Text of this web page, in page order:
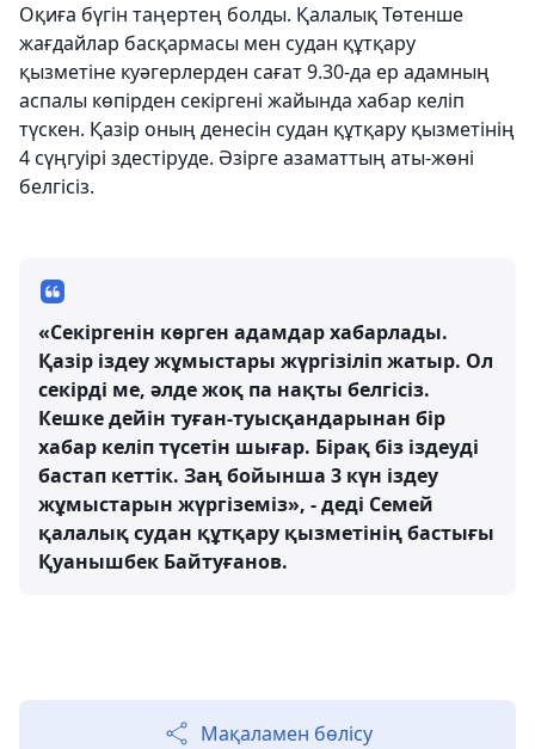
Оқиға бүгін таңертең болды. Қалалық Төтенше
жағдайлар басқармасы мен судан құтқару
қызметіне куәгерлерден сағат 9.30-да ер адамның
аспалы көпірден секіргені жайында хабар келіп
түскен. Қазір оның денесін судан құтқару қызметінің
4 сүңгуірі здестіруде. Әзірге азаматтың аты-жөні
белгісіз.
«Секіргенін көрген адамдар хабарлады.
Қазір іздеу жұмыстары жүргізіліп жатыр. Ол
секірді ме, әлде жоқ па нақты белгісіз.
Кешке дейін туған-туысқандарынан бір
хабар келіп түсетін шығар. Бірақ біз іздеуді
бастап кеттік. Заң бойынша 3 күн іздеу
жұмыстарын жүргіземіз», - деді Семей
қалалық судан құтқару қызметінің бастығы
Қуанышбек Байтуғанов.
Мақаламен бөлісу